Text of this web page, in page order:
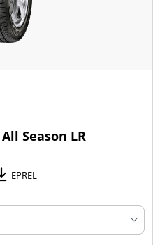
Season LR
EPREL